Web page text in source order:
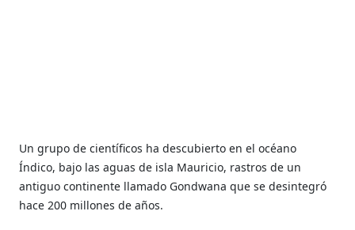
Un grupo de científicos ha descubierto en el océano
Índico, bajo las aguas de isla Mauricio, rastros de un
antiguo continente llamado Gondwana que se desintegró
hace 200 millones de años.